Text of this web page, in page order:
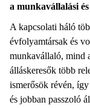
a munkavállalási
A kapcsolati háló
évfolyamtársak és
munkavállaló, mind
álláskeresők több
ismerősök révén,
és jobban passzoló